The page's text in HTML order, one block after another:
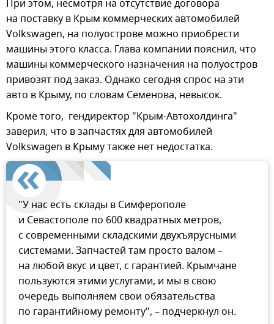
При этом, несмотря на отсутствие договора
на поставку в Крым коммерческих автомобилей
Volkswagen, на полуострове можно приобрести
машины этого класса. Глава компании пояснил, что
машины коммерческого назначения на полуостров
привозят под заказ. Однако сегодня спрос на эти
авто в Крыму, по словам Семенова, невысок.
Кроме того, гендиректор "Крым-Автохолдинга"
заверил, что в запчастях для автомобилей
Volkswagen в Крыму также нет недостатка.
"У нас есть склады в Симферополе
и Севастополе по 600 квадратных метров,
с современными складскими двухъярусными
системами. Запчастей там просто валом –
на любой вкус и цвет, с гарантией. Крымчане
пользуются этими услугами, и мы в свою
очередь выполняем свои обязательства
по гарантийному ремонту", – подчеркнул он.